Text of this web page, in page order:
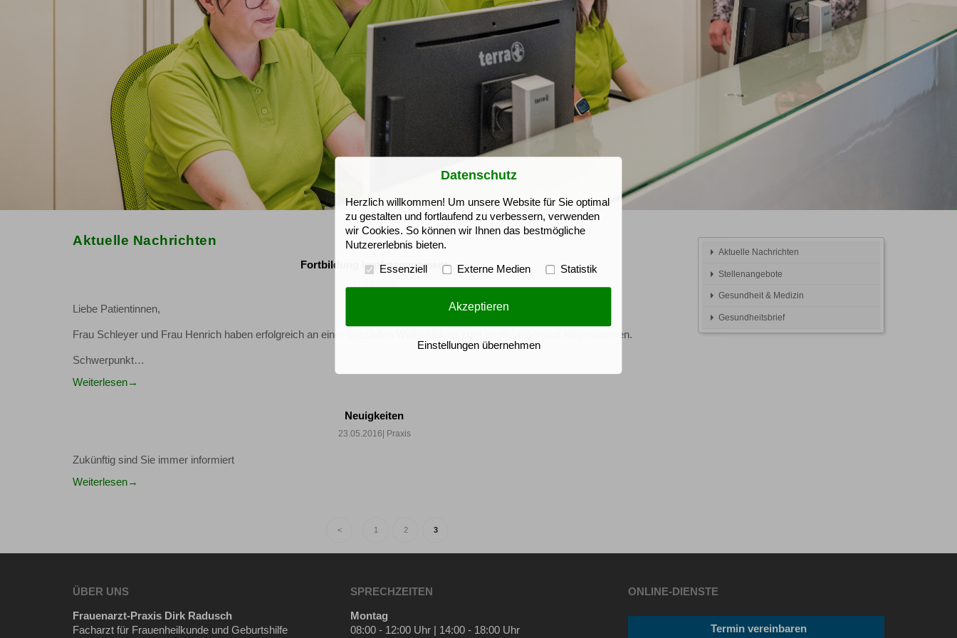
Aktuelle Nachrichten
Fortbildung Impfmanagement
Liebe Patientinnen,
Frau Schleyer und Frau Henrich haben erfolgreich an einer speziellen Weiterbildung zum Impfmangement teilgenommen.
Schwerpunkt…
Weiterlesen
Neuigkeiten
23.05.2016 | Praxis
Zukünftig sind Sie immer informiert
Weiterlesen
< 1 2 3
Aktuelle Nachrichten
Stellenangebote
Gesundheit & Medizin
Gesundheitsbrief
ÜBER UNS
Frauenarzt-Praxis Dirk Radusch
Facharzt für Frauenheilkunde und Geburtshilfe
SPRECHZEITEN
Montag
08:00 - 12:00 Uhr | 14:00 - 18:00 Uhr
ONLINE-DIENSTE
Termin vereinbaren
Datenschutz
Herzlich willkommen! Um unsere Website für Sie optimal
zu gestalten und fortlaufend zu verbessern, verwenden
wir Cookies. So können wir Ihnen das bestmögliche
Nutzererlebnis bieten.
Essenziell Externe Medien Statistik
Akzeptieren
Einstellungen übernehmen